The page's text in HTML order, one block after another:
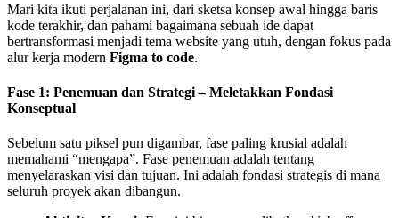
Mari kita ikuti perjalanan ini, dari sketsa konsep awal hingga baris
kode terakhir, dan pahami bagaimana sebuah ide dapat
bertransformasi menjadi tema website yang utuh, dengan fokus pada
alur kerja modern Figma to code.
Fase 1: Penemuan dan Strategi – Meletakkan Fondasi
Konseptual
Sebelum satu piksel pun digambar, fase paling krusial adalah
memahami “mengapa”. Fase penemuan adalah tentang
menyelaraskan visi dan tujuan. Ini adalah fondasi strategis di mana
seluruh proyek akan dibangun.